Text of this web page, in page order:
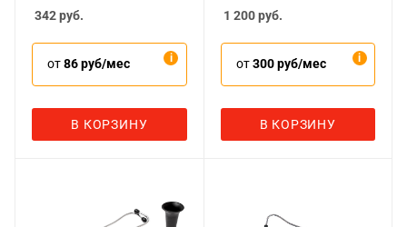
342руб.
от86 руб/мес
В КОРЗИНУ
1 200руб.
от300 руб/мес
В КОРЗИНУ